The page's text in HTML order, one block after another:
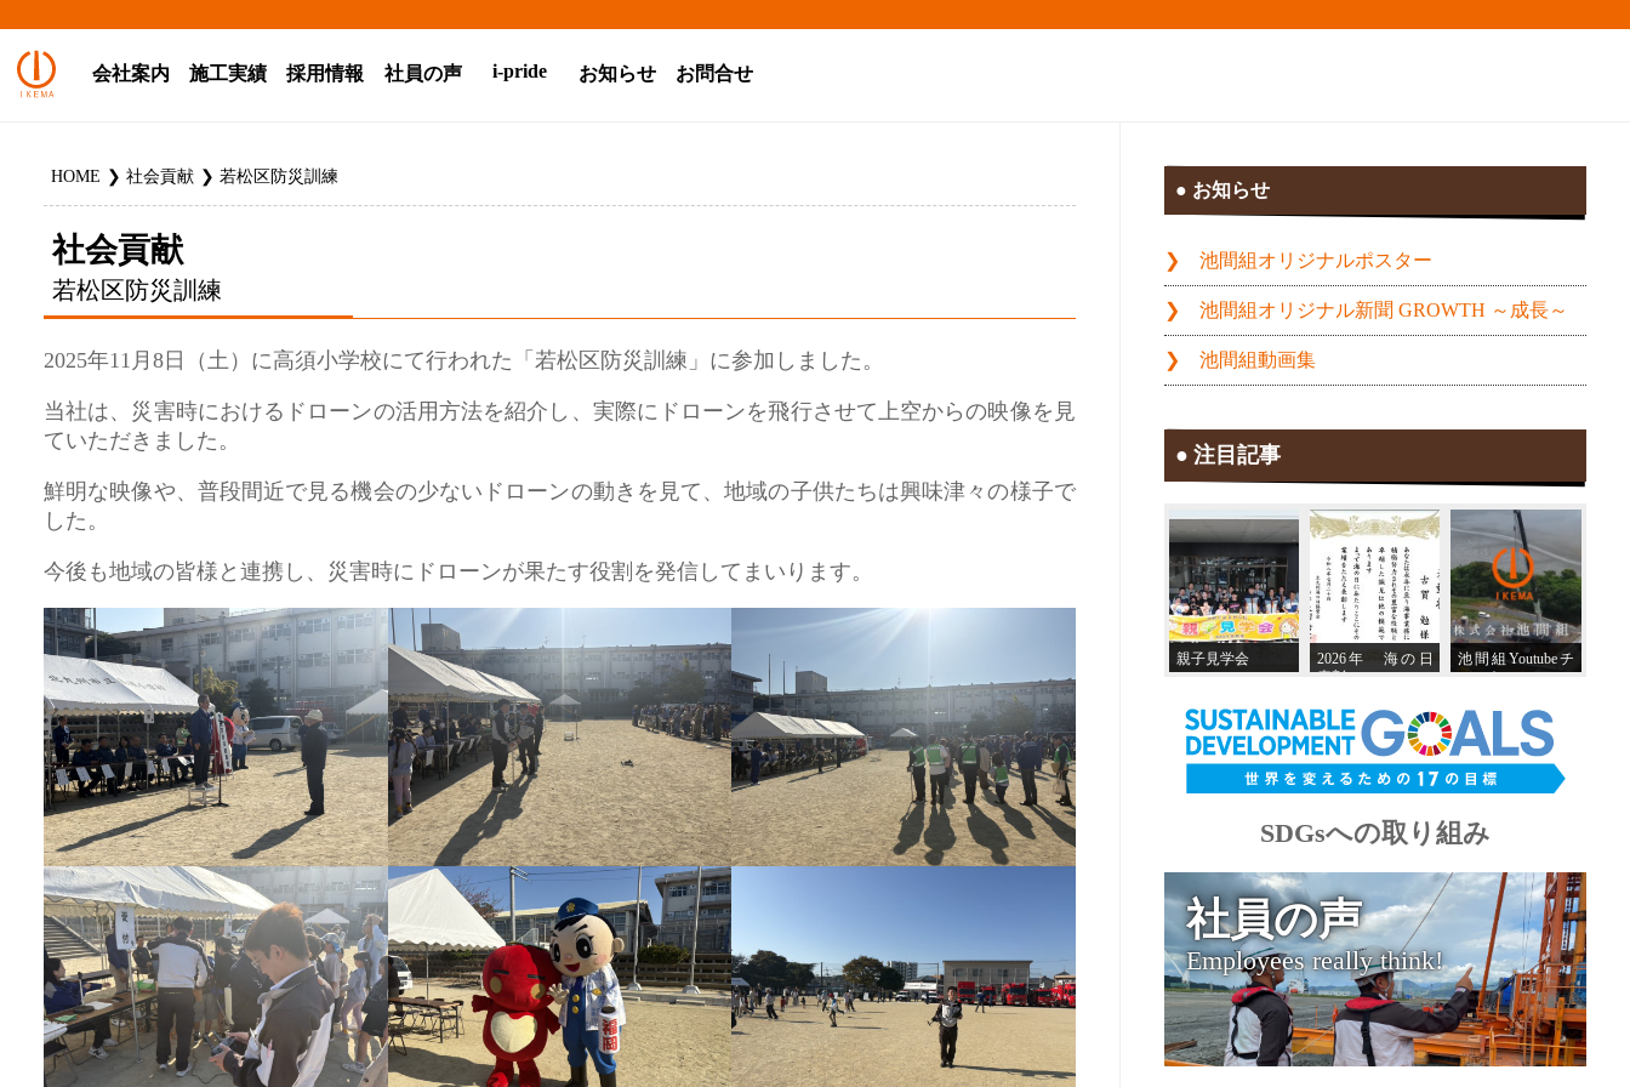
会社案内 施工実績 採用情報 社員の声 i-pride お知らせ お問合せ
HOME 社会貢献 若松区防災訓練
社会貢献
若松区防災訓練
2025年11月8日（土）に高須小学校にて行われた「若松区防災訓練」に参加しました。
当社は、災害時におけるドローンの活用方法を紹介し、実際にドローンを飛行させて上空からの映像を見
ていただきました。
鮮明な映像や、普段間近で見る機会の少ないドローンの動きを見て、地域の子供たちは興味津々の様子で
した。
今後も地域の皆様と連携し、災害時にドローンが果たす役割を発信してまいります。
お知らせ
池間組オリジナルポスター
池間組オリジナル新聞 GROWTH ～成長～
池間組動画集
注目記事
親子見学会
2026年 海の日
表彰
池間組Youtubeチ
ャンネル
SDGsへの取り組み
社員の声
Employees really think!